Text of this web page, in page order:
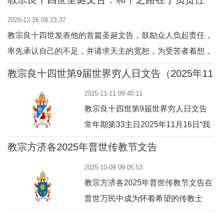
重新发现爱德之
由复活的基督在逾越节晚上亲口说
出，给它注入了崭新的活力。“愿你们
平安”（若廿 19、21），上主的这句
了使那些领受平
2025-12-26 09:23:37
教宗良十四世发表他的首篇圣诞文告，鼓励众人负起责任，
率先承认自己的不足，并请求天主的宽恕，为受苦者着想，
关怀弱小。这是一条能促使世界改变的和平之路。在和平君
黎巴嫩、巴勒斯坦、以色列、叙利亚、欧洲大陆、乌克兰、
苏丹、南苏丹、马里、布基纳法索、刚果民主
教宗良十四世第9届世界穷人日文告（2025年11
2025-11-11 09:40:11
教宗良十四世第9届世界穷人日文告
常年期第33主日2025年11月16日“我
主，祢是我的希望。”（参阅：咏七十
主，祢是我的希望”（参阅：咏七十一
5）。这句话从经历困苦、备受巨大
折磨的心灵倾吐出来，圣咏的作者
教宗方济各2025年普世传教节文告
2025-10-09 09:05:53
教宗方济各2025年普世传教节文告在
普世万民中成为怀着希望的传教士